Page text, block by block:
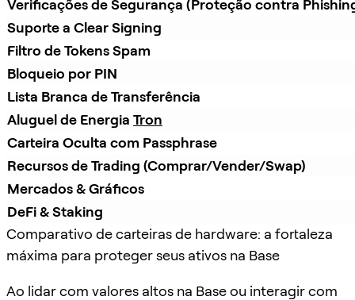
Verificações de Segurança (Proteção contra
Suporte a Clear Signing
Filtro de Tokens Spam
Bloqueio por PIN
Lista Branca de Transferência
Aluguel de Energia Tron
Carteira Oculta com Passphrase
Recursos de Trading (Comprar/Vender/Swap)
Mercados & Gráficos
DeFi & Staking
Comparativo de carteiras de hardware: a fortaleza
máxima para proteger seus ativos na Base
Ao lidar com valores altos na Base ou interagir com